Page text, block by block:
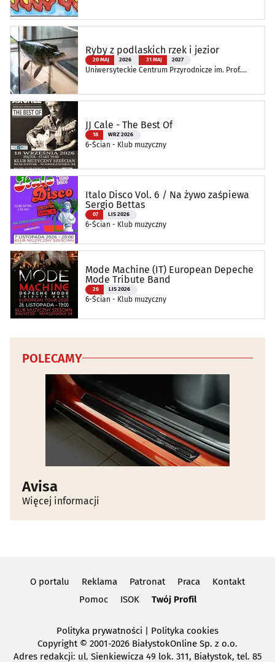
Ryby z podlaskich rzek i jezior
20 MAJ 2026 31 MAJ 2027
Uniwersyteckie Centrum Przyrodnicze im. Prof.
JJ Cale - The Best Of
18 WRZ 2026
6-Ścian - Klub muzyczny
Italo Disco Vol. 6 / Na żywo zaśpiewa
Sergio Bettas
07 LIS 2026
6-Ścian - Klub muzyczny
Mode Machine (IT) European Depeche
Mode Tribute Band
26 LIS 2026
6-Ścian - Klub muzyczny
POLECAMY
Avisa
Więcej informacji
O portalu Reklama Patronat Praca
Kontakt
Pomoc
ISOK Twój Profil
Polityka prywatności | Polityka cookies
Copyright © 2001-2026 BiałystokOnline Sp. z o.o.
Adres redakcji: ul. Sienkiewicza 49 lok. 311, Białystok, tel. 85